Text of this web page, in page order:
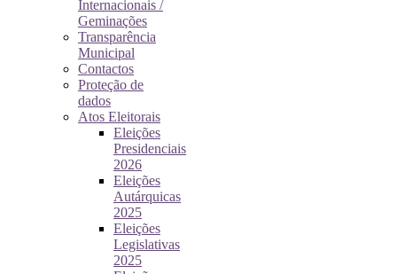
Internacionais /
Geminações
Transparência
Municipal
Contactos
Proteção de
dados
Atos Eleitorais
Eleições
Presidenciais
2026
Eleições
Autárquicas
2025
Eleições
Legislativas
2025